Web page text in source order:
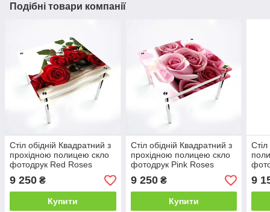
Подібні товари компанії
Стіл обідній Квадратний з
прохідною полицею скло
фотодрук Red Roses
700х700*Еко мм (БЦ-Стіл
ТМ)
9 250 ₴
Купити
Стіл обідній Квадратний з
прохідною полицею скло
фотодрук Pink Roses
700х700*Еко мм (БЦ-Стіл
ТМ)
9 250₴
Купити
ТМ)
9